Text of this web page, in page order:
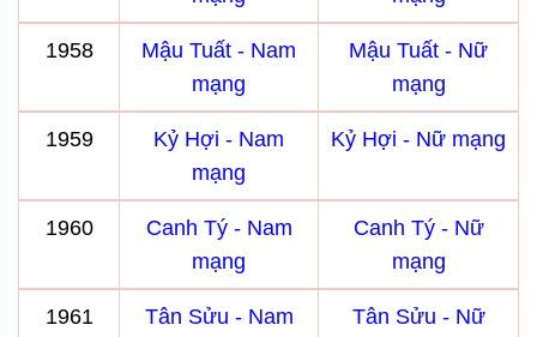
1958
Mậu Tuất - Nam
mạng
Mậu Tuất - Nữ
mạng
1959
Kỷ Hợi - Nam
mạng
Kỷ Hợi - Nữ mạng
1960
Canh Tý - Nam
mạng
Canh Tý - Nữ
mạng
1961
Tân Sửu - Nam
Tân Sửu - Nữ